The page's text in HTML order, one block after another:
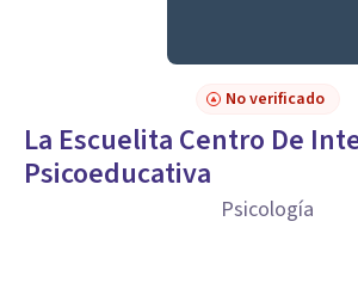
No verificado
La Escuelita Centro De
Psicoeducativa
Psicología